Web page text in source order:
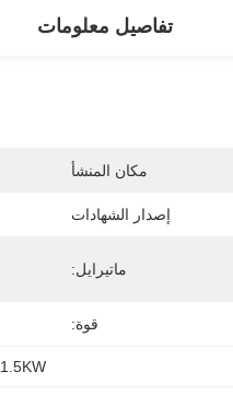
تفاصيل معلومات
مكان المنشأ
إصدار الشهادات
ماتيرايل:
قوة:
1.5KW تقطيع اللحم المجمد